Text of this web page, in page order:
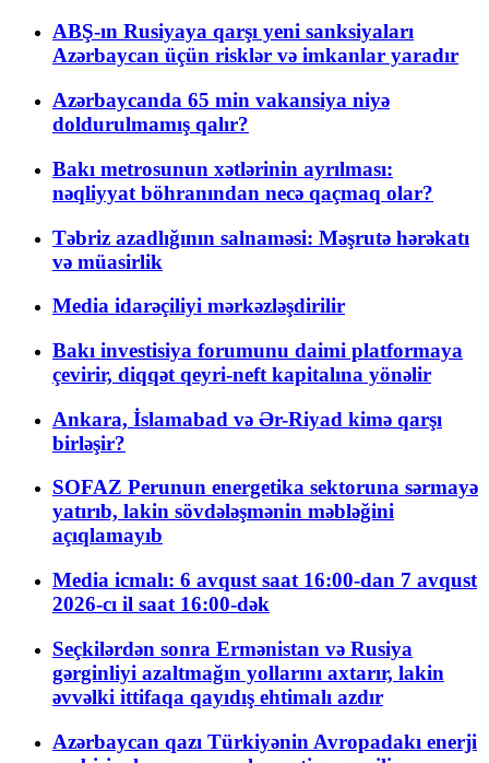
ABŞ-ın Rusiyaya qarşı yeni sanksiyaları
Azərbaycan üçün risklər və imkanlar yaradır
Azərbaycanda 65 min vakansiya niyə
doldurulmamış qalır?
Bakı metrosunun xətlərinin ayrılması:
nəqliyyat böhranından necə qaçmaq olar?
Təbriz azadlığının salnaməsi: Məşrutə hərəkatı
və müasirlik
Media idarəçiliyi mərkəzləşdirilir
Bakı investisiya forumunu daimi platformaya
çevirir, diqqət qeyri-neft kapitalına yönəlir
Ankara, İslamabad və Ər-Riyad kimə qarşı
birləşir?
SOFAZ Perunun energetika sektoruna sərmayə
yatırıb, lakin sövdələşmənin məbləğini
açıqlamayıb
Media icmalı: 6 avqust saat 16:00-dan 7 avqust
2026-cı il saat 16:00-dək
Seçkilərdən sonra Ermənistan və Rusiya
gərginliyi azaltmağın yollarını axtarır, lakin
əvvəlki ittifaqa qayıdış ehtimalı azdır
Azərbaycan qazı Türkiyənin Avropadakı enerji